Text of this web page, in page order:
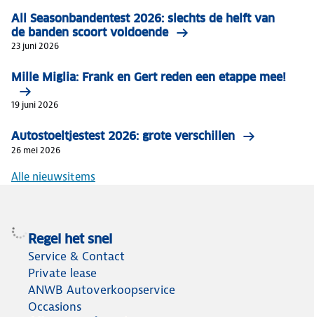
All Seasonbandentest 2026: slechts de helft van
de banden scoort voldoende
23 juni 2026
Mille Miglia: Frank en Gert reden een etappe mee!
19 juni 2026
Autostoeltjestest 2026: grote verschillen
26 mei 2026
Alle nieuwsitems
Regel het snel
Service & Contact
Private lease
ANWB Autoverkoopservice
Occasions